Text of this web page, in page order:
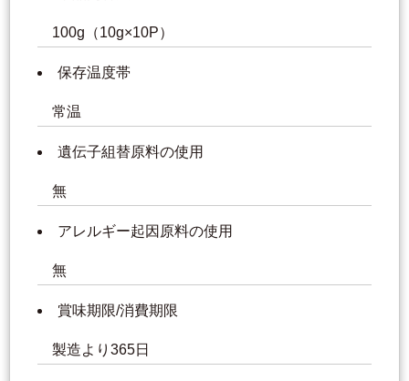
100g（10g×10P）
保存温度帯
常温
遺伝子組替原料の使用
無
アレルギー起因原料の使用
無
賞味期限/消費期限
製造より365日